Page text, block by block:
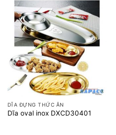
DĨA ĐỰNG THỨC ĂN
Dĩa oval inox DXCD30401